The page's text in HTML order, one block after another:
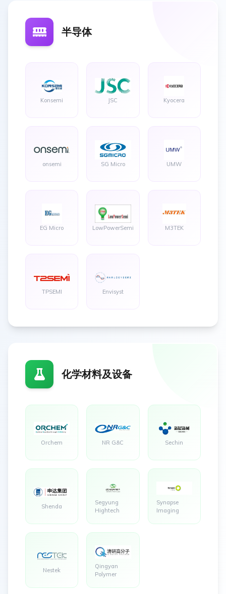
半导体
Konsemi JSC Kyocera
onsemi SG Micro UMW
EG Micro LowPowerSemi M3TEK
TPSEMI Envisyst
化学材料及设备
Orchem NR G&C Sechin
Shenda
Segyung
Hightech
Synapse
Imaging
Nestek
Qingyan
Polymer